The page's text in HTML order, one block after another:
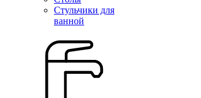
Стульчики для
ванной